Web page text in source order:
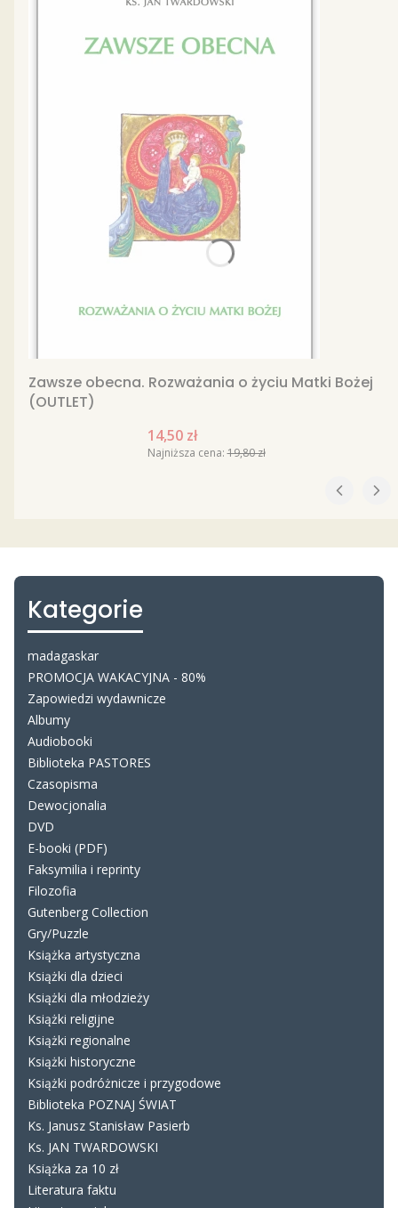
Zawsze obecna. Rozważania o życiu Matki Bożej
(OUTLET)
Cena promocyjna
14,50 zł
Najniższa cena: 19,80 zł
Kategorie
madagaskar
PROMOCJA WAKACYJNA - 80%
Zapowiedzi wydawnicze
Albumy
Audiobooki
Biblioteka PASTORES
Czasopisma
Dewocjonalia
DVD
E-booki (PDF)
Faksymilia i reprinty
Filozofia
Gutenberg Collection
Gry/Puzzle
Książka artystyczna
Książki dla dzieci
Książki dla młodzieży
Książki religijne
Książki regionalne
Książki historyczne
Książki podróżnicze i przygodowe
Biblioteka POZNAJ ŚWIAT
Ks. Janusz Stanisław Pasierb
Ks. JAN TWARDOWSKI
Książka za 10 zł
Literatura faktu